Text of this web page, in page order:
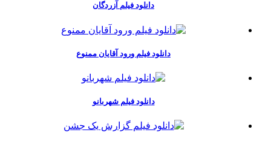
دانلود فیلم آزردگان
دانلود فیلم ورود آقایان ممنوع
دانلود فیلم شهربانو